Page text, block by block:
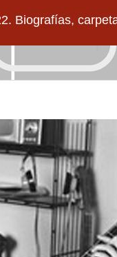
Biografías,